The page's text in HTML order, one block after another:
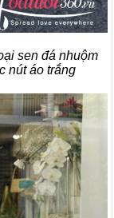
sen đá nhuộm
nút áo trắng